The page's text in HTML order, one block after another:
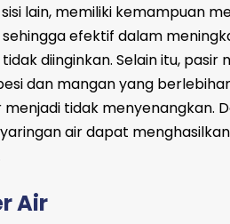
lain, memiliki kemampuan
efektif dalam
diinginkan. Selain itu, pasir
dan mangan yang
tidak menyenangkan.
air dapat
Air